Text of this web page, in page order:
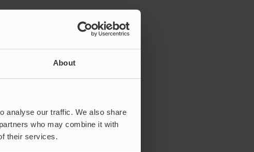
About
analyse our traffic. We also share
who may combine it with
their services.